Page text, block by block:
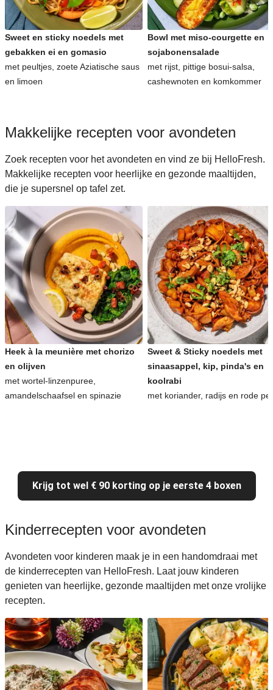
Sweet en sticky noedels met
gebakken ei en gomasio
met peultjes, zoete Aziatische saus
en limoen
Bowl met miso-courgette en
sojabonensalade
met rijst, pittige bosui-salsa,
cashewnoten en komkommer
Makkelijke recepten voor avondeten
Zoek recepten voor het avondeten en vind ze bij HelloFresh.
Makkelijke recepten voor heerlijke en gezonde maaltijden,
die je supersnel op tafel zet.
Heek à la meunière met chorizo
en olijven
met wortel-linzenpuree,
amandelschaafsel en spinazie
Sweet & Sticky noedels met
sinaasappel, kip, pinda's en
koolrabi
met koriander, radijs en rode
Krijg tot wel € 90 korting op je eerste 4 boxen
Kinderrecepten voor avondeten
Avondeten voor kinderen maak je in een handomdraai met
de kinderrecepten van HelloFresh. Laat jouw kinderen
genieten van heerlijke, gezonde maaltijden met onze vrolijke
recepten.